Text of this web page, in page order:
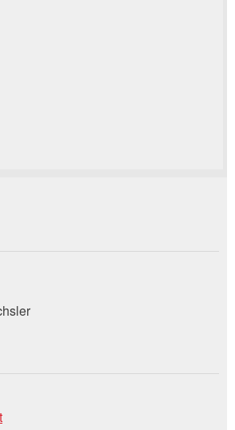
gültig
*: